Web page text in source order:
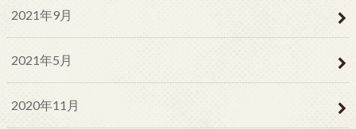
2021年9月
2021年5月
2020年11月